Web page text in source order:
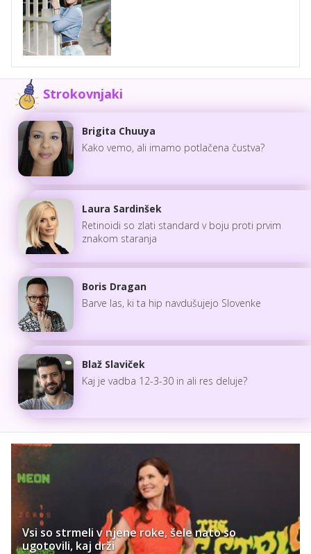
Strokovnjaki
Brigita Chuuya
Kako vemo, ali imamo potlačena čustva?
Laura Sardinšek
Retinoidi so zlati standard v boju proti prvim
znakom staranja
Boris Dragan
Barve las, ki ta hip navdušujejo Slovenke
Blaž Slaviček
Kaj je vadba 12-3-30 in ali res deluje?
Vsi so strmeli v njene roke, šele nato so
ugotovili, kaj drži